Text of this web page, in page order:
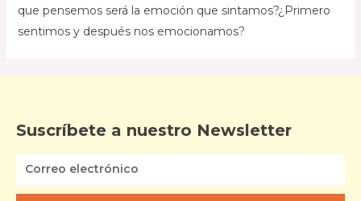
que pensemos será la emoción que sintamos?¿Primero
sentimos y después nos emocionamos?
Suscríbete a nuestro Newsletter